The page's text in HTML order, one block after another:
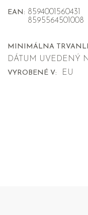
EAN: 8594001560431
8595564501008
MINIMÁLNA
DÁTUM UVEDENÝ
VYROBENÉ V: EU